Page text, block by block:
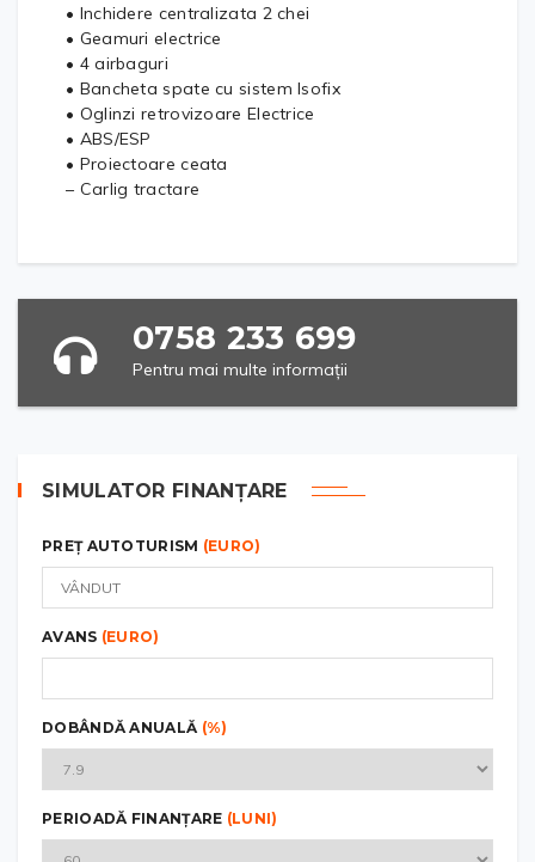
• Inchidere centralizata 2 chei
• Geamuri electrice
• 4 airbaguri
• Bancheta spate cu sistem Isofix
• Oglinzi retrovizoare Electrice
• ABS/ESP
• Proiectoare ceata
– Carlig tractare
0758 233 699
Pentru mai multe informații
SIMULATOR FINANȚARE
PREȚ AUTOTURISM (EURO)
AVANS (EURO)
DOBÂNDĂ ANUALĂ (%)
PERIOADĂ FINANȚARE (LUNI)